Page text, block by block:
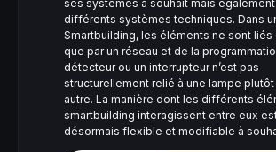
ses systèmes à souhait mais
différents systèmes techniques. Dans
Smartbuilding, les éléments ne sont liés
que par un réseau et de la
détecteur ou un interrupteur n’est pas
structurellement relié à une lampe plutôt
autre. La manière dont les différents
smartbuilding interagissent entre eux
désormais flexible et modifiable à